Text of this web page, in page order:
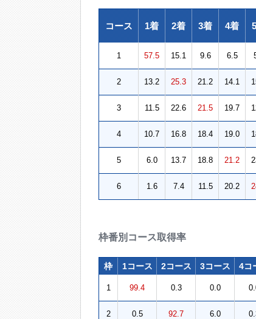
コース 1着 2着 3着 4着
1 57.5 15.1 9.6 6.5
2 13.2 25.3 21.2 14.1
3 11.5 22.6 21.5 19.7
4 10.7 16.8 18.4 19.0
5 6.0 13.7 18.8 21.2
6 1.6 7.4 11.5 20.2
枠番別コース取得率
枠 1コース 2コース 3コース 4コ
1 99.4 0.3 0.0
2 0.5 92.7 6.0